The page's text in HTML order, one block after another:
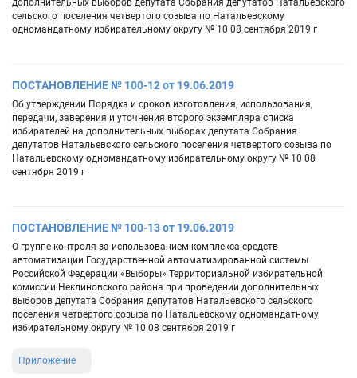
дополнительных выборов депутата Собрания депутатов Натальевского
сельского поселения четвертого созыва по Натальевскому
одномандатному избирательному округу № 10 08 сентября 2019 г
ПОСТАНОВЛЕНИЕ № 100-12 от 19.06.2019
Об утверждении Порядка и сроков изготовления, использования,
передачи, заверения и уточнения второго экземпляра списка
избирателей на дополнительных выборах депутата Собрания
депутатов Натальевского сельского поселения четвертого созыва по
Натальевскому одномандатному избирательному округу № 10 08
сентября 2019 г
ПОСТАНОВЛЕНИЕ № 100-13 от 19.06.2019
О группе контроля за использованием комплекса средств
автоматизации Государственной автоматизированной системы
Российской Федерации «Выборы» Территориальной избирательной
комиссии Неклиновского района при проведении дополнительных
выборов депутата Собрания депутатов Натальевского сельского
поселения четвертого созыва по Натальевскому одномандатному
избирательному округу № 10 08 сентября 2019 г
Приложение